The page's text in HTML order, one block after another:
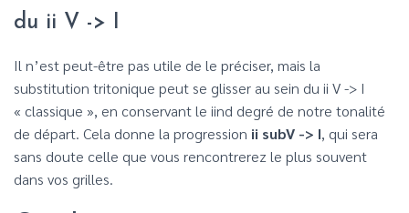
du ii V -> I
Il n’est peut-être pas utile de le préciser, mais la
substitution tritonique peut se glisser au sein du ii V -> I
« classique », en conservant le iind degré de notre tonalité
de départ. Cela donne la progression ii subV -> I, qui sera
sans doute celle que vous rencontrerez le plus souvent
dans vos grilles.